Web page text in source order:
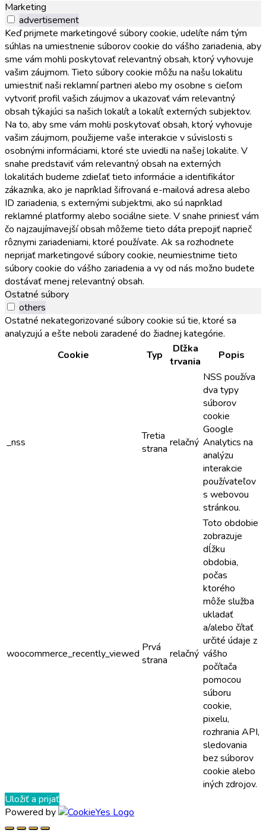
Marketing
advertisement
Keď prijmete marketingové súbory cookie, udelíte nám tým
súhlas na umiestnenie súborov cookie do vášho zariadenia, aby
sme vám mohli poskytovať relevantný obsah, ktorý vyhovuje
vašim záujmom. Tieto súbory cookie môžu na našu lokalitu
umiestniť naši reklamní partneri alebo my osobne s cieľom
vytvoriť profil vašich záujmov a ukazovať vám relevantný
obsah týkajúci sa našich lokalít a lokalít externých subjektov.
Na to, aby sme vám mohli poskytovať obsah, ktorý vyhovuje
vašim záujmom, použijeme vaše interakcie v súvislosti s
osobnými informáciami, ktoré ste uviedli na našej lokalite. V
snahe predstaviť vám relevantný obsah na externých
lokalitách budeme zdieľať tieto informácie a identifikátor
zákazníka, ako je napríklad šifrovaná e-mailová adresa alebo
ID zariadenia, s externými subjektmi, ako sú napríklad
reklamné platformy alebo sociálne siete. V snahe priniesť vám
čo najzaujímavejší obsah môžeme tieto dáta prepojiť naprieč
rôznymi zariadeniami, ktoré používate. Ak sa rozhodnete
neprijať marketingové súbory cookie, neumiestnime tieto
súbory cookie do vášho zariadenia a vy od nás možno budete
dostávať menej relevantný obsah.
Ostatné súbory
others
Ostatné nekategorizované súbory cookie sú tie, ktoré sa
analyzujú a ešte neboli zaradené do žiadnej kategórie.
Cookie
Typ
Dľžka
trvania
Popis
_nss
Tretia
strana relačný
NSS používa
dva typy
súborov
cookie
Google
Analytics na
analýzu
interakcie
používateľov
s webovou
stránkou.
woocommerce_recently_viewed Prvá
strana relačný
Toto obdobie
zobrazuje
dĺžku
obdobia,
počas
ktorého
môže služba
ukladať
a/alebo čítať
určité údaje z
vášho
počítača
pomocou
súboru
cookie,
pixelu,
rozhrania API,
sledovania
bez súborov
cookie alebo
iných zdrojov.
Uložiť a prijať
Powered by